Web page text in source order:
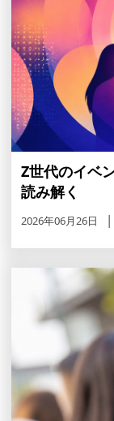
Z世代のイベ
読み解く
2026年06月26日